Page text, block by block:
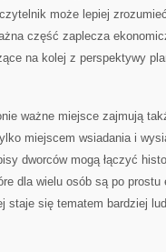
może lepiej
część zaplecza
na kolej z perspektywy
ważne miejsce zajmują
miejscem wsiadania i
dworców mogą łączyć
dla wielu osób są po prostu
staje się tematem bardziej